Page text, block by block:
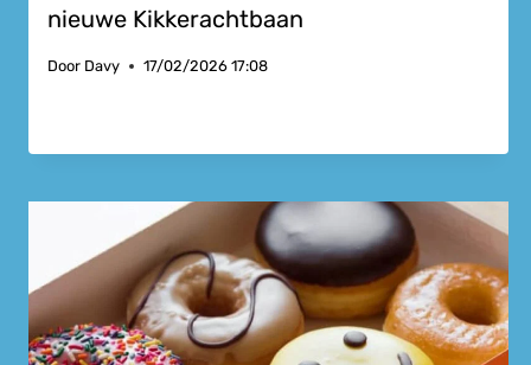
nieuwe Kikkerachtbaan
Door Davy 17/02/2026 17:08